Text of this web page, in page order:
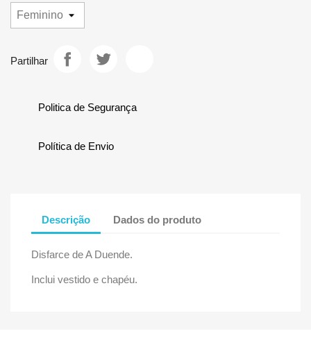
Partilhar
Politica de Segurança
Política de Envio
Descrição Dados do produto
Disfarce de A Duende.
Inclui vestido e chapéu.